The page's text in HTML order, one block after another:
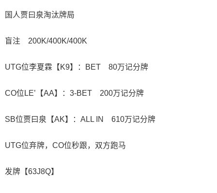
国人贾曰泉淘汰牌局
盲注 200K/400K/400K
UTG位李夏霖【K9】：BET 80万记分牌
CO位LE’【AA】：3-BET 200万记分牌
SB位贾曰泉【AK】：ALL IN 610万记分牌
UTG位弃牌，CO位秒跟，双方跑马
发牌【63J8Q】